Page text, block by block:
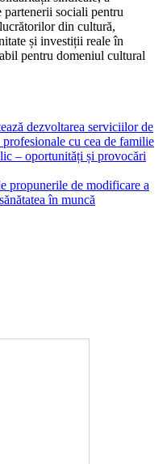
sociali pentru
din cultură,
și investiții reale în
pentru domeniul cultural
dezvoltarea serviciilor de
cu cea de familie
– oportunități și provocări
propunerile de modificare a
în muncă